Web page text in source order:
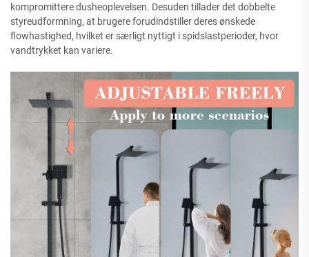
kompromittere dusheoplevelsen. Desuden tillader det dobbelte
styreudformning, at brugere forudindstiller deres ønskede
flowhastighed, hvilket er særligt nyttigt i spidslastperioder, hvor
vandtrykket kan variere.